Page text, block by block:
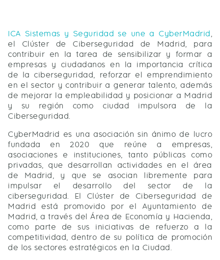
ICA Sistemas y Seguridad se une a CyberMadrid,
el Clúster de Ciberseguridad de Madrid, para
contribuir en la tarea de sensibilizar y formar a
empresas y ciudadanos en la importancia crítica
de la ciberseguridad, reforzar el emprendimiento
en el sector y contribuir a generar talento, además
de mejorar la empleabilidad y posicionar a Madrid
y su región como ciudad impulsora de la
Ciberseguridad.
CyberMadrid es una asociación sin ánimo de lucro
fundada en 2020 que reúne a empresas,
asociaciones e instituciones, tanto públicas como
privadas, que desarrollan actividades en el área
de Madrid, y que se asocian libremente para
impulsar el desarrollo del sector de la
ciberseguridad. El Clúster de Ciberseguridad de
Madrid está promovido por el Ayuntamiento de
Madrid, a través del Área de Economía y Hacienda,
como parte de sus iniciativas de refuerzo a la
competitividad, dentro de su política de promoción
de los sectores estratégicos en la Ciudad.